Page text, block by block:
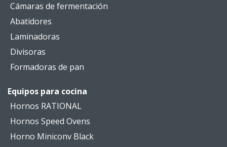
Cámaras de fermentación
Abatidores
Laminadoras
Divisoras
Formadoras de pan
Equipos para cocina
Hornos RATIONAL
Hornos Speed Ovens
Horno Miniconv Black